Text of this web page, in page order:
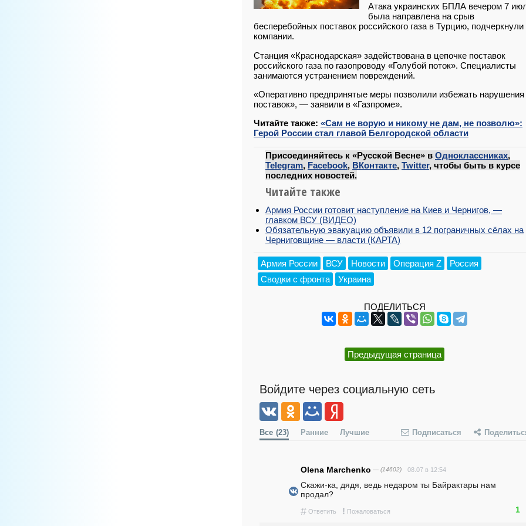
Атака украинских БПЛА вечером 7
была направлена на срыв
бесперебойных поставок российского газа в Турцию, подчеркнули
компании.
Станция «Краснодарская» задействована в цепочке поставок
российского газа по газопроводу «Голубой поток». Специалисты
занимаются устранением повреждений.
«Оперативно предпринятые меры позволили избежать нарушения
поставок», — заявили в «Газпроме».
Читайте также: «Сам не ворую и никому не дам, не позволю»:
Герой России стал главой Белгородской области
Присоединяйтесь к «Русской Весне» в Одноклассниках,
Telegram, Facebook, ВКонтакте, Twitter, чтобы быть в курсе
последних новостей.
Читайте также
Армия России готовит наступление на Киев и Чернигов, —
главком ВСУ (ВИДЕО)
Обязательную эвакуацию объявили в 12 пограничных сёлах на
Черниговщине — власти (КАРТА)
Армия России ВСУ Новости Операция Z
Россия
Сводки с фронта
Украина
ПОДЕЛИТЬСЯ
Предыдущая страница
Войдите через социальную сеть
Все (23) Ранние Лучшие Подписаться
Olena Marchenko — (14602) 08.07 в 12:54
Скажи-ка, дядя, ведь недаром ты Байрактары нам
продал?
# Ответить ! Пожаловаться 1